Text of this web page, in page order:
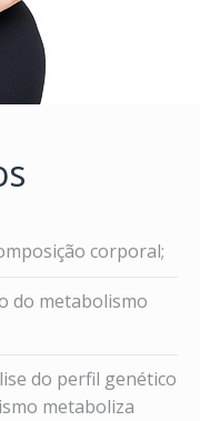
corporal;
do metabolismo
do perfil genético
metaboliza